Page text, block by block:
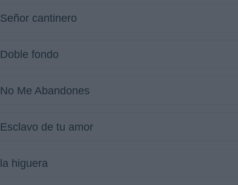
Señor cantinero
Doble fondo
No Me Abandones
Esclavo de tu amor
la higuera